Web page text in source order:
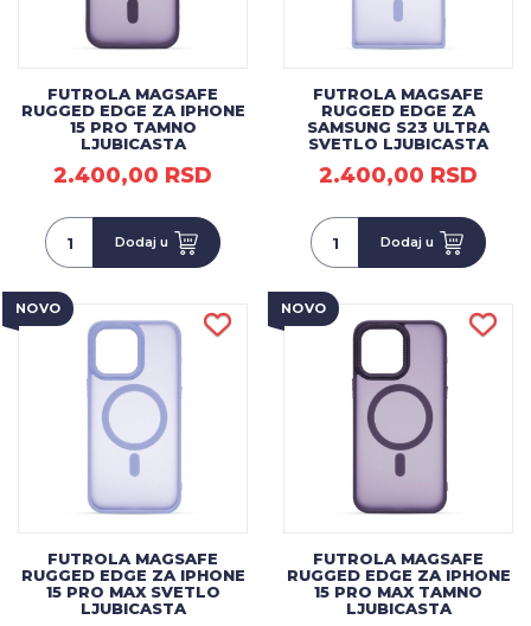
FUTROLA MAGSAFE
RUGGED EDGE ZA IPHONE
15 PRO TAMNO
LJUBICASTA
2.400,00 RSD
Dodaj u
FUTROLA MAGSAFE
RUGGED EDGE ZA
SAMSUNG S23 ULTRA
SVETLO LJUBICASTA
2.400,00 RSD
Dodaj u
NOVO
FUTROLA MAGSAFE
RUGGED EDGE ZA IPHONE
15 PRO MAX SVETLO
LJUBICASTA
NOVO
FUTROLA MAGSAFE
RUGGED EDGE ZA IPHONE
15 PRO MAX TAMNO
LJUBICASTA